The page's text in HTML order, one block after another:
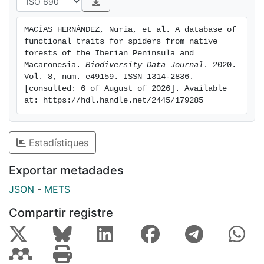
traits as in the previous section plus dispersal ability,
vertical stratification, circadian activity, foraging
strategy, trophic specialization and colonization
status), based on either the average of the direct
measurements or bibliographic searches. This
functional trait database will serve as a data standard
for currently ongoing analyses that require trait and
functional diversity statistics.
MACÍAS HERNÁNDEZ, Nuria, et al. A database of
functional traits for spiders from native
forests of the Iberian Peninsula and
Macaronesia. Biodiversity Data Journal . 2020.
Vol. 8, num. e49159. ISSN 1314-2836.
[consulted: 6 of August of 2026]. Available
at: https://hdl.handle.net/2445/179285
Estadístiques
Exportar metadades
JSON - METS
Compartir registre